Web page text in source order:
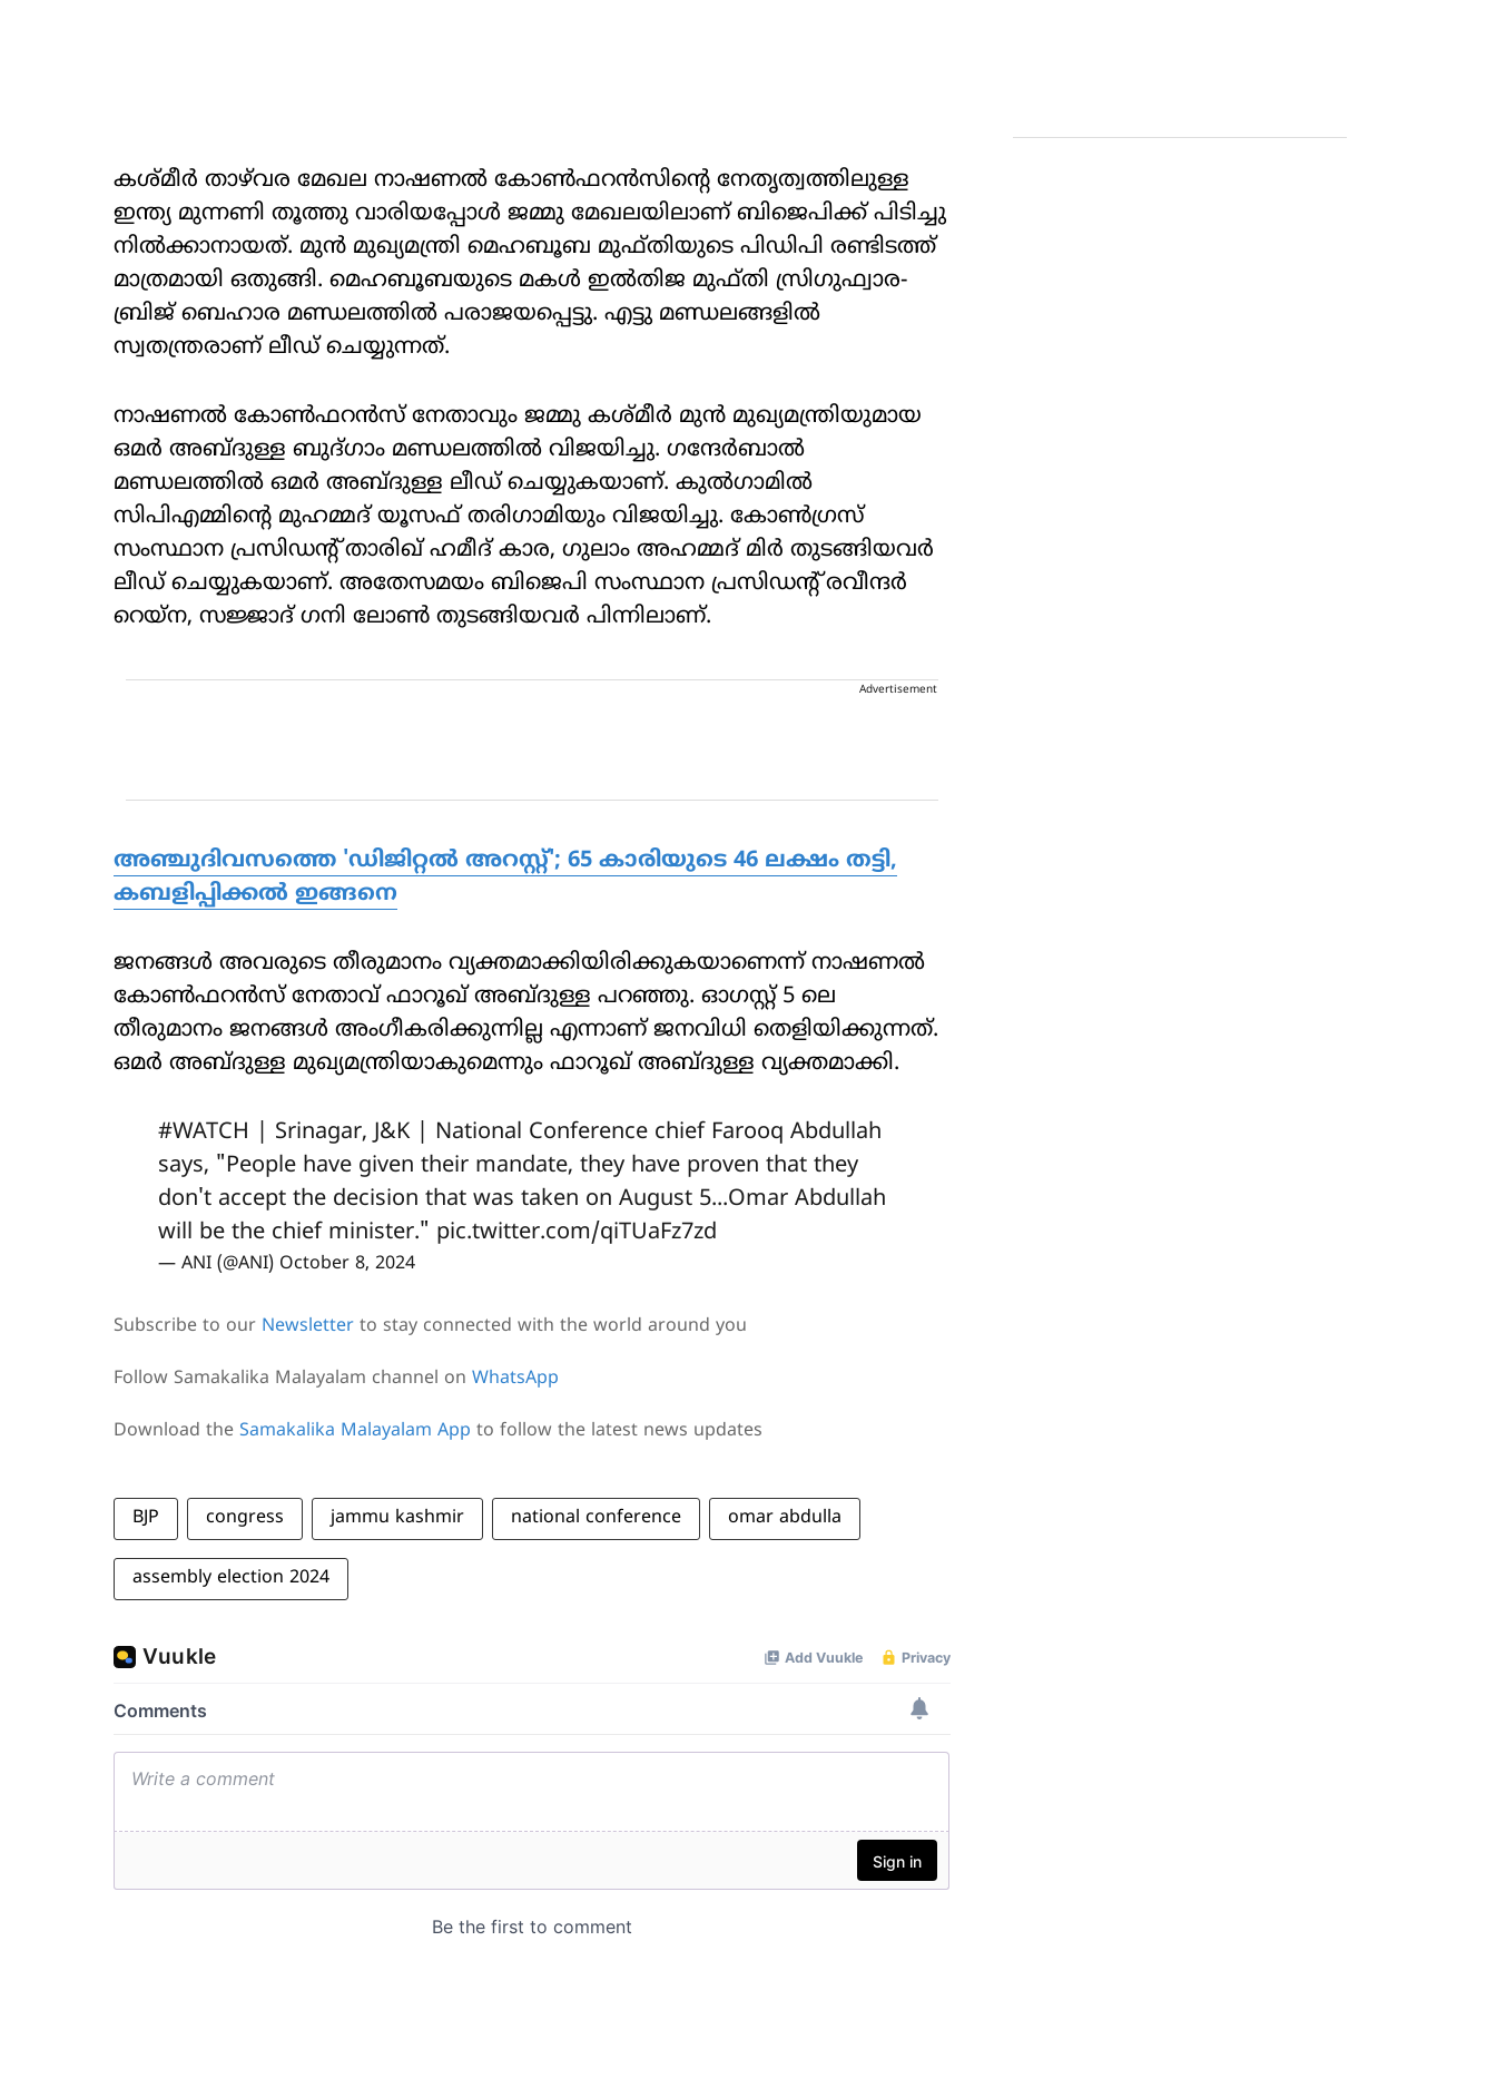
കശ്മീര്‍ താഴ്‌വര മേഖല നാഷണല്‍ കോണ്‍ഫറന്‍സിന്റെ നേതൃത്വത്തിലുള്ള
ഇന്ത്യ മുന്നണി തൂത്തു വാരിയപ്പോള്‍ ജമ്മു മേഖലയിലാണ് ബിജെപിക്ക് പിടിച്ചു
നില്‍ക്കാനായത്. മുന്‍ മുഖ്യമന്ത്രി മെഹബൂബ മുഫ്തിയുടെ പിഡിപി രണ്ടിടത്ത്
മാത്രമായി ഒതുങ്ങി. മെഹബൂബയുടെ മകള്‍ ഇല്‍തിജ മുഫ്തി സ്രിഗുഫ്വാര-
ബ്രിജ് ബെഹാര മണ്ഡലത്തില്‍ പരാജയപ്പെട്ടു. എട്ടു മണ്ഡലങ്ങളില്‍
സ്വതന്ത്രരാണ് ലീഡ് ചെയ്യുന്നത്.
നാഷണല്‍ കോണ്‍ഫറന്‍സ് നേതാവും ജമ്മു കശ്മീര്‍ മുന്‍ മുഖ്യമന്ത്രിയുമായ
ഒമര്‍ അബ്ദുള്ള ബുദ്ഗാം മണ്ഡലത്തില്‍ വിജയിച്ചു. ഗന്ദേര്‍ബാല്‍
മണ്ഡലത്തില്‍ ഒമര്‍ അബ്ദുള്ള ലീഡ് ചെയ്യുകയാണ്. കുല്‍ഗാമില്‍
സിപിഎമ്മിന്റെ മുഹമ്മദ് യൂസഫ് തരിഗാമിയും വിജയിച്ചു. കോണ്‍ഗ്രസ്
സംസ്ഥാന പ്രസിഡന്റ് താരിഖ് ഹമീദ് കാര, ഗുലാം അഹമ്മദ് മിര്‍ തുടങ്ങിയവര്‍
ലീഡ് ചെയ്യുകയാണ്. അതേസമയം ബിജെപി സംസ്ഥാന പ്രസിഡന്റ് രവീന്ദര്‍
റെയ്‌ന, സജ്ജാദ് ഗനി ലോണ്‍ തുടങ്ങിയവര്‍ പിന്നിലാണ്.
Advertisement
അഞ്ചുദിവസത്തെ 'ഡിജിറ്റല്‍ അറസ്റ്റ്'; 65 കാരിയുടെ 46 ലക്ഷം തട്ടി,
കബളിപ്പിക്കല്‍ ഇങ്ങനെ
ജനങ്ങള്‍ അവരുടെ തീരുമാനം വ്യക്തമാക്കിയിരിക്കുകയാണെന്ന് നാഷണല്‍
കോണ്‍ഫറന്‍സ് നേതാവ് ഫാറൂഖ് അബ്ദുള്ള പറഞ്ഞു. ഓഗസ്റ്റ് 5 ലെ
തീരുമാനം ജനങ്ങള്‍ അംഗീകരിക്കുന്നില്ല എന്നാണ് ജനവിധി തെളിയിക്കുന്നത്.
ഒമര്‍ അബ്ദുള്ള മുഖ്യമന്ത്രിയാകുമെന്നും ഫാറൂഖ് അബ്ദുള്ള വ്യക്തമാക്കി.
#WATCH | Srinagar, J&K | National Conference chief Farooq Abdullah
says, "People have given their mandate, they have proven that they
don't accept the decision that was taken on August 5...Omar Abdullah
will be the chief minister." pic.twitter.com/qiTUaFz7zd
— ANI (@ANI) October 8, 2024
Subscribe to our Newsletter to stay connected with the world around you
Follow Samakalika Malayalam channel on WhatsApp
Download the Samakalika Malayalam App to follow the latest news updates
BJP congress jammu kashmir national conference omar abdulla
assembly election 2024